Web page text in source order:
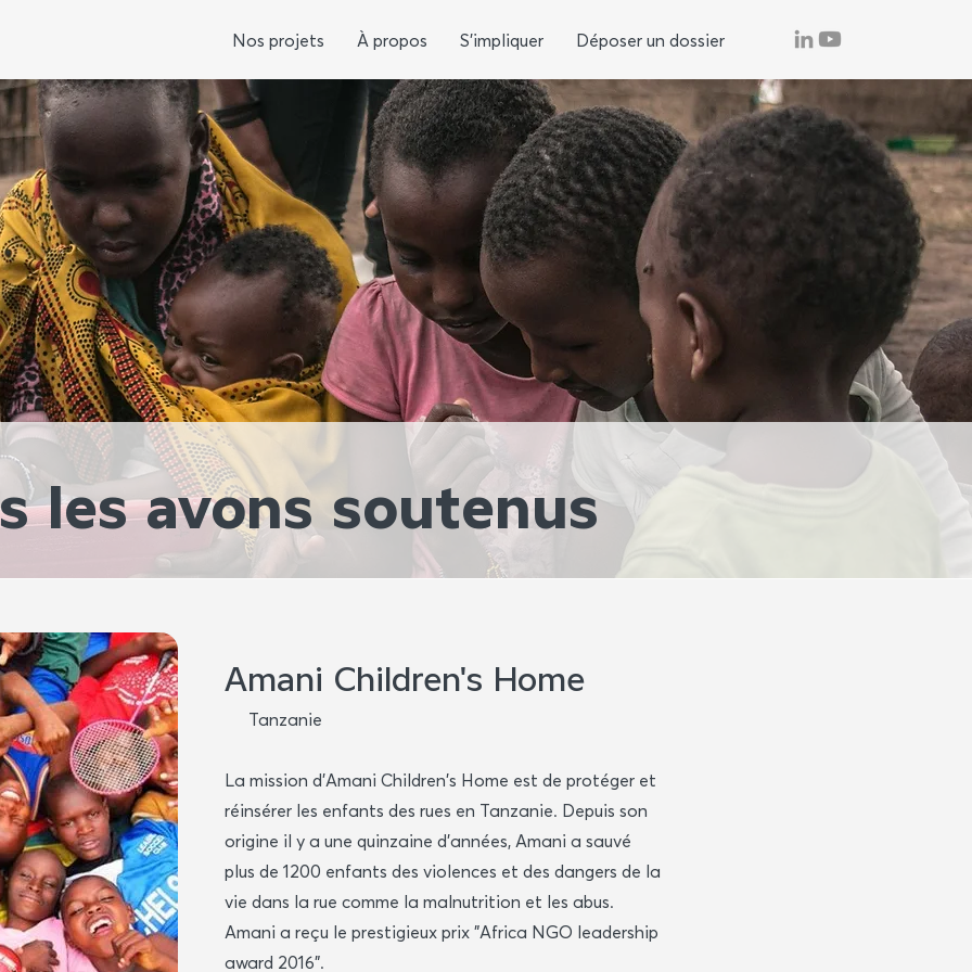
Nos projets À propos S'impliquer Déposer un dossier
les avons soutenus
Amani Children's Home
Tanzanie
La mission d'Amani Children's Home est de protéger et
réinsérer les enfants des rues en Tanzanie. Depuis son
origine il y a une quinzaine d'années, Amani a sauvé
plus de 1200 enfants des violences et des dangers de la
vie dans la rue comme la malnutrition et les abus.
Amani a reçu le prestigieux prix "Africa NGO leadership
award 2016".